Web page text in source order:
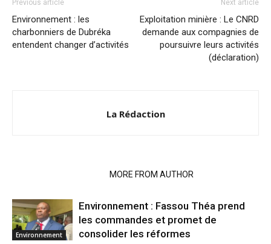
Previous article
Environnement : les
charbonniers de Dubréka
entendent changer d’activités
Next article
Exploitation minière : Le CNRD
demande aux compagnies de
poursuivre leurs activités
(déclaration)
La Rédaction
MORE FROM AUTHOR
Environnement
Environnement : Fassou Théa prend
les commandes et promet de
consolider les réformes